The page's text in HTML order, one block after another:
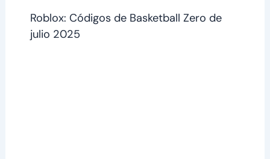
Roblox: Códigos de Basketball Zero de
julio 2025